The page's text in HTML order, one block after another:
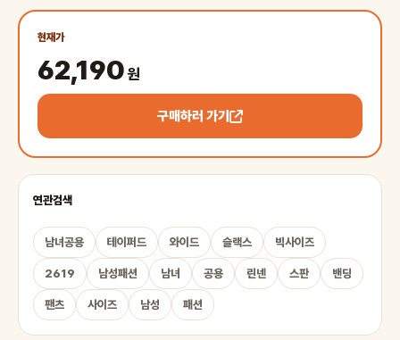
현재가
62,190원
구매하러 가기
연관검색
남녀공용 테이퍼드 와이드 슬랙스 빅사이즈
2619 남성패션 남녀 공용 린넨 스판 밴딩
팬츠 사이즈 남성 패션